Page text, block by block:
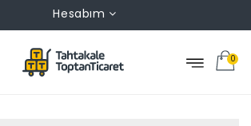
Hesabım
0